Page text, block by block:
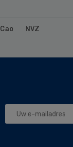
Cao NVZ